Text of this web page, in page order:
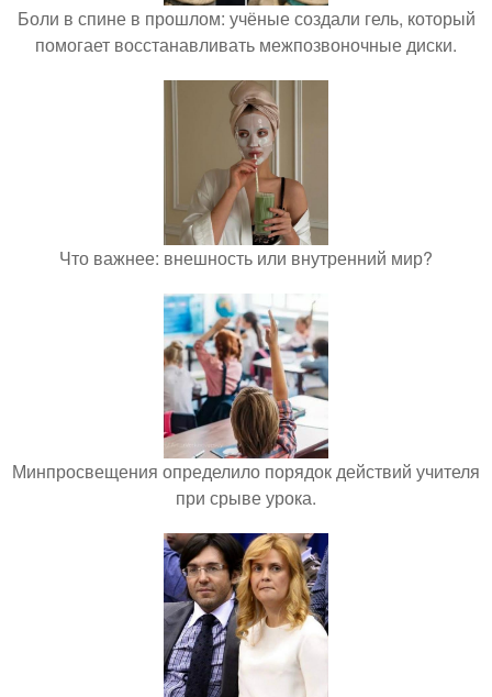
Боли в спине в прошлом: учёные создали гель, который
помогает восстанавливать межпозвоночные диски.
Что важнее: внешность или внутренний мир?
Минпросвещения определило порядок действий учителя
при срыве урока.